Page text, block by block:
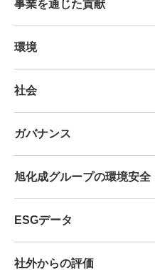
事業を通じた貢献
環境
社会
ガバナンス
旭化成グループの環境安全
ESGデータ
社外からの評価